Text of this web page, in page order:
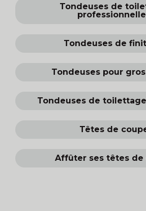
Tondeuses de
Tondeuses de
Tondeuses pour
Tondeuses de toilettage
Têtes de
Affûter ses têtes de